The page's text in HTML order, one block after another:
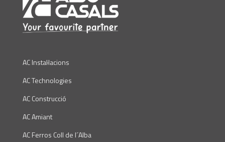
AC Instal·lacions
AC Technologies
AC Construcció
AC Amiant
AC Ferros Coll de l´Alba